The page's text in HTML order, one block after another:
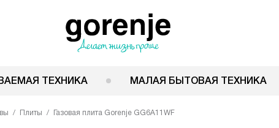
ТЕХНИКА МАЛАЯ БЫТОВАЯ ТЕХНИКА
Плиты Газовая плита Gorenje GG6A11WF